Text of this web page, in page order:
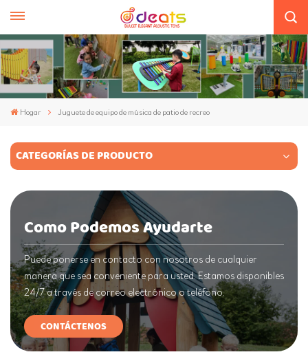
Hogar Juguete de equipo de música de patio de recreo
CATEGORÍAS DE PRODUCTO
Como Podemos Ayudarte
Puede ponerse en contacto con nosotros de cualquier
manera que sea conveniente para usted. Estamos disponibles
24/7 a través de correo electrónico o teléfono.
CONTÁCTENOS